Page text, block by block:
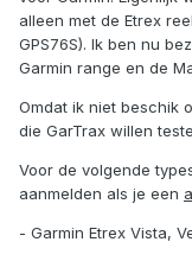
alleen met de Etrex
GPS76S). Ik ben nu
Garmin range en de
Omdat ik niet beschik
die GarTrax willen
Voor de volgende
aanmelden als je een
- Garmin Etrex Vista,